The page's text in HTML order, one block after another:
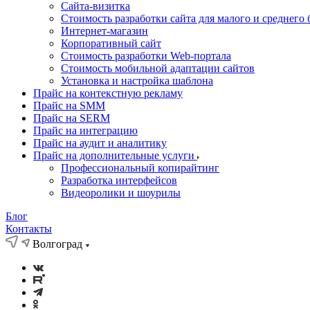
Cайта-визитка
Стоимость разработки сайта для малого и среднего
Интернет-магазин
Корпоративный сайт
Стоимость разработки Web-портала
Стоимость мобильной адаптации сайтов
Установка и настройка шаблона
Прайс на контекстную рекламу
Прайс на SMM
Прайс на SERM
Прайс на интеграцию
Прайс на аудит и аналитику
Прайс на дополнительные услуги
Профессиональный копирайтинг
Разработка интерфейсов
Видеоролики и шоурилы
Блог
Контакты
Волгоград